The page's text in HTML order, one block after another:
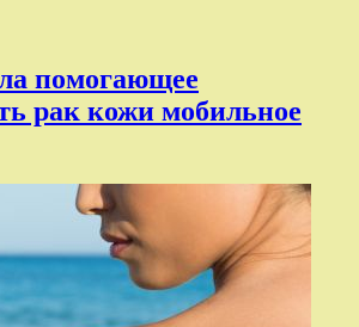
помогающее
рак кожи мобильное